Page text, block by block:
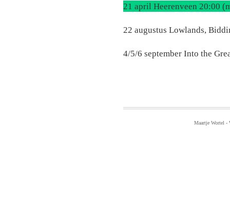
21 april Heerenveen 20:00
22 augustus Lowlands,
4/5/6 september Into the
Maartje Wortel -